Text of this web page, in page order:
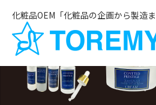
化粧品OEM「化粧品の企画から製造ま